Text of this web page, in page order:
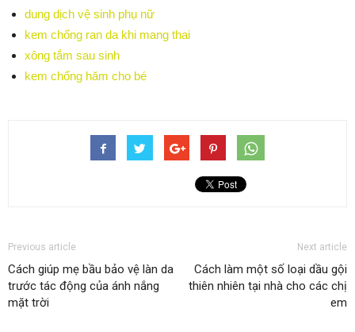
dung dịch vệ sinh phụ nữ
kem chống ran da khi mang thai
xông tắm sau sinh
kem chống hăm cho bé
Previous article
Cách giúp mẹ bầu bảo vệ làn da
trước tác động của ánh nắng
mặt trời
Next article
Cách làm một số loại dầu gội
thiên nhiên tại nhà cho các chị
em